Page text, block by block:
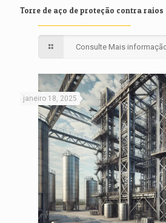
Torre de aço de proteção contra raios
Consulte Mais
janeiro 18, 2025